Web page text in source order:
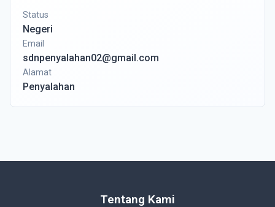
Status
Negeri
Email
sdnpenyalahan02@gmail.com
Alamat
Penyalahan
Tentang Kami